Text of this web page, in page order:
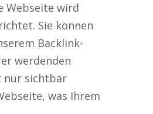
Webseite wird
Sie können
Backlink-
werdenden
nur sichtbar
was Ihrem